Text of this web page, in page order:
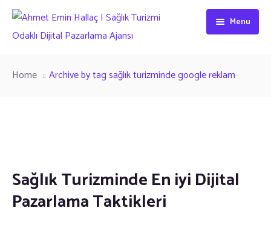
Menu
İletişim
Home Archive by tag sağlık turizminde google reklam
Sağlık Turizminde En iyi Dijital
Pazarlama Taktikleri